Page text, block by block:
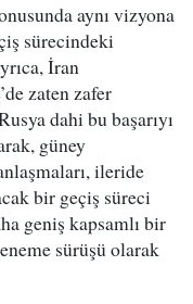
aynı vizyona
sürecindeki
İran
zaten zafer
dahi bu başarıyı
güney
ileride
bir geçiş süreci
geniş kapsamlı bir
sürüşü olarak